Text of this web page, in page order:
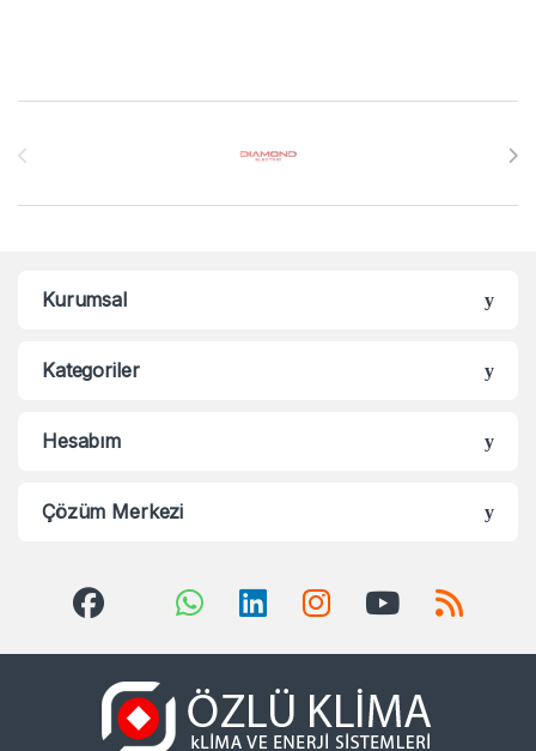
Kurumsal
Kategoriler
Hesabım
Çözüm Merkezi